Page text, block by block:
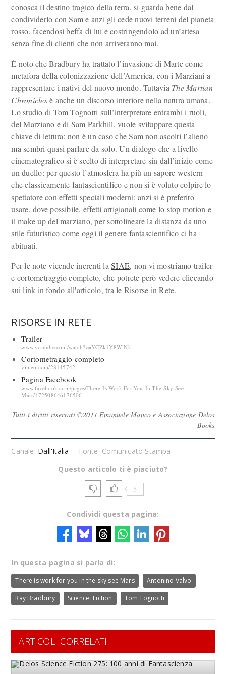
conosca il destino tragico della terra, si guarda bene dal
condividerlo con Sam e anzi gli cede nuovi terreni del pianeta
rosso, facendosi beffa di lui e costringendolo ad un’attesa
senza fine di clienti che non arriveranno mai.
È noto che Bradbury ha trattato l’invasione di Marte come
metafora della colonizzazione dell’America, con i Marziani a
rappresentare i nativi del nuovo mondo. Tuttavia The Martian
Chroniclesè anche un discorso interiore nella natura umana.
Lo studio di Tom Tognotti sull’interpretare entrambi i ruoli,
del Marziano e di Sam Parkhill, vuole sviluppare questa
chiave di lettura: non è un caso che Sam non ascolti l’alieno
ma sembri quasi parlare da solo. Un dialogo che a livello
cinematografico si è scelto di interpretare sin dall’inizio come
un duello: per questo l’atmosfera ha più un sapore western
che classicamente fantascientifico e non si è voluto colpire lo
spettatore con effetti speciali moderni: anzi si è preferito
usare, dove possibile, effetti artigianali come lo stop motion e
il make up del marziano, per sottolineare la distanza da uno
stile futuristico come oggi il genere fantascientifico ci ha
abituati.
Per le note vicende inerenti laSIAE, non vi mostriamo trailer
e cortometraggio completo, che potrete però vedere cliccando
sui link in fondo all'articolo, tra le Risorse in Rete.
RISORSE IN RETE
Trailer
www.youtube.com/watch?v=YCZk1Y8WlNk
Cortometraggio completo
vimeo.com/28145742
Pagina Facebook
www.facebook.com/pages/There-Is-Work-For-You-In-The-Sky-See-
Mars/172508646176506
Tutti i diritti riservati ©2011 Emanuele Manco e Associazione Delos
Books
Canale: Dall'Italia
Fonte: Comunicato Stampa
Questo articolo ti è piaciuto?
5
Condividi questa pagina:
In questa pagina si parla di:
There is work for you in the sky see Mars Antonino Valvo
Ray Bradbury Science+Fiction Tom Tognotti
ARTICOLI CORRELATI